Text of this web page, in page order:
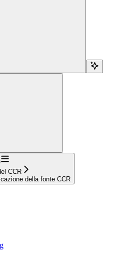
CCR
della fonte CCR